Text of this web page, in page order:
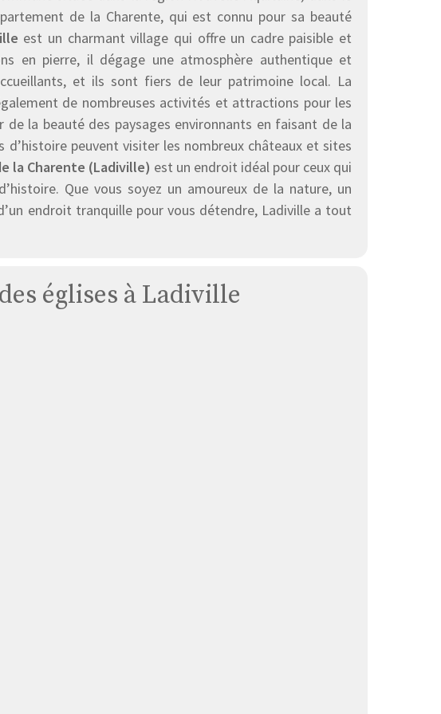
de la Charente, qui est connu pour sa beauté
est un charmant village qui offre un cadre paisible et
en pierre, il dégage une atmosphère authentique et
et ils sont fiers de leur patrimoine local. La
de nombreuses activités et attractions pour les
la beauté des paysages environnants en faisant de la
peuvent visiter les nombreux châteaux et sites
la Charente (Ladiville) est un endroit idéal pour ceux qui
Que vous soyez un amoureux de la nature, un
endroit tranquille pour vous détendre, Ladiville a tout
églises à Ladiville